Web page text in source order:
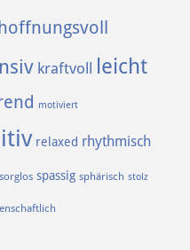
kraftvoll leicht
motiviert
relaxed rhythmisch
sorglos spassig sphärisch stolz